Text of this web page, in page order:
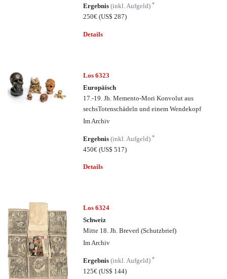
Ergebnis(inkl. Aufgeld)*
250€(US$ 287)
Details
Los 6323
Europäisch
17.-19. Jh. Memento-Mori Konvolut aus
sechsTotenschädeln und einem Wendekopf
Im Archiv
Ergebnis(inkl. Aufgeld)*
450€(US$ 517)
Details
Los 6324
Schweiz
Mitte 18. Jh. Breverl (Schutzbrief)
Im Archiv
Ergebnis(inkl. Aufgeld)*
125€(US$ 144)